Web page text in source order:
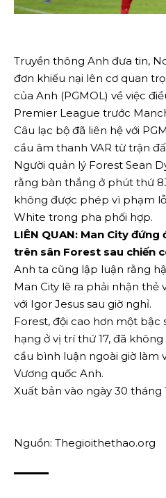
Truyền thông Anh đưa tin,
đơn khiếu nại lên cơ quan
của Anh (PGMOL) về việc
Premier League trước
Câu lạc bộ đã liên hệ với
cầu âm thanh VAR từ trận
Người quản lý Forest Sean
rằng bàn thắng ở phút thứ
không được phép vì phạm
White trong pha phối hợp.
LIÊN QUAN: Man City đứng
trên sân Forest sau chiến
Anh ta cũng lập luận rằng
Man City lẽ ra phải nhận thẻ
với Igor Jesus sau giờ nghỉ.
Forest, đội cao hơn một bậc
hạng ở vị trí thứ 17, đã
cầu bình luận ngoài giờ làm
Vương quốc Anh.
Xuất bản vào ngày 30 tháng
Nguồn: Thegioithethao.org